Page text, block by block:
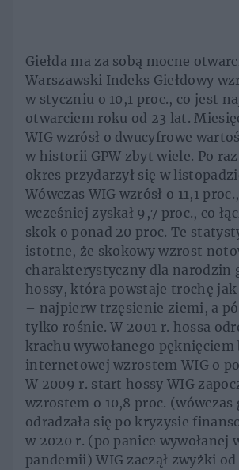
Giełda ma za sobą mocne
Warszawski Indeks Giełdowy
w styczniu o 10,1 proc., co jest
otwarciem roku od 23 lat.
WIG wzrósł o dwucyfrowe
w historii GPW zbyt wiele. Po
okres przydarzył się w
Wówczas WIG wzrósł o 11,1
wcześniej zyskał 9,7 proc., co
skok o ponad 20 proc. Te
istotne, że skokowy wzrost
charakterystyczny dla narodzin
hossy, która powstaje trochę
– najpierw trzęsienie ziemi, a
tylko rośnie. W 2001 r. hossa
krachu wywołanego
internetowej wzrostem WIG o
W 2009 r. start hossy WIG
wzrostem o 10,8 proc. (wówczas
odradzała się po kryzysie
w 2020 r. (po panice wywołanej
pandemii) WIG zaczął zwyżki